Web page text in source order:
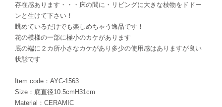
存在感あります・・・床の間に・リビングに大きな枝物をドドー
ンと生けて下さい！
眺めているだけでも楽しめちゃう逸品です！
花の模様の一部に極小のカケがあります
底の端に２カ所小さなカケがあり多少の使用感はありますが良い
状態です
Item code：AYC-1563
Size：底直径10.5cmH31cm
Material：CERAMIC